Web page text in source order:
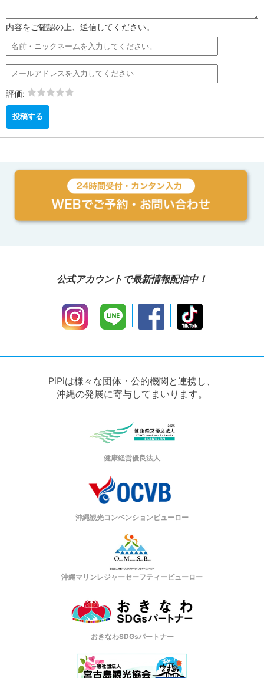
内容をご確認の上、送信してください。
評価:
公式アカウントで最新情報配信中！
PiPiは様々な団体・公的機関と連携し、
沖縄の発展に寄与してまいります。
健康経営優良法人
沖縄観光コンベンションビューロー
沖縄マリンレジャーセーフティービューロー
おきなわSDGsパートナー